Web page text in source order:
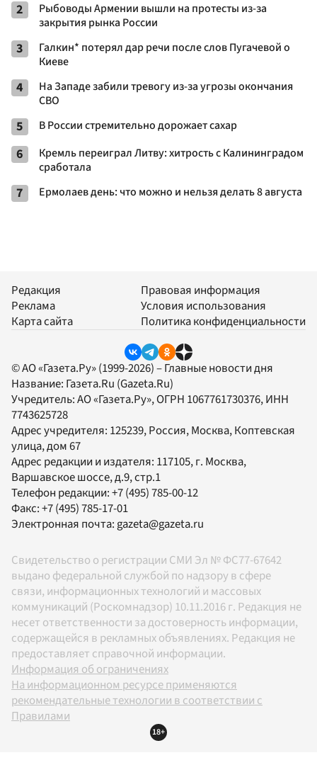
2
Рыбоводы Армении вышли на протесты из-за
закрытия рынка России
3
Галкин* потерял дар речи после слов Пугачевой о
Киеве
4
На Западе забили тревогу из-за угрозы окончания
СВО
5 В России стремительно дорожает сахар
6
Кремль переиграл Литву: хитрость с Калининградом
сработала
7 Ермолаев день: что можно и нельзя делать 8 августа
Редакция
Реклама
Карта сайта
Правовая информация
Условия использования
Политика конфиденциальности
© АО «Газета.Ру» (1999-2026) – Главные новости дня
Название: Газета.Ru (Gazeta.Ru)
Учредитель:АО «Газета.Ру», ОГРН 1067761730376, ИНН
7743625728
Адрес учредителя: 125239, Россия, Москва, Коптевская
улица, дом 67
Адрес редакции и издателя: 117105, г. Москва,
Варшавское шоссе, д.9, стр.1
Телефон редакции:+7 (495) 785-00-12
Факс:+7 (495) 785-17-01
Электронная почта:gazeta@gazeta.ru
Свидетельство о регистрации СМИ Эл № ФС77-67642
выдано федеральной службой по надзору в сфере
связи, информационных технологий и массовых
коммуникаций (Роскомнадзор) 10.11.2016 г. Редакция не
несет ответственности за достоверность информации,
содержащейся в рекламных объявлениях. Редакция не
предоставляет справочной информации.
Информация об ограничениях
На информационном ресурсе применяются
рекомендательные технологии в соответствии с
Правилами
18+